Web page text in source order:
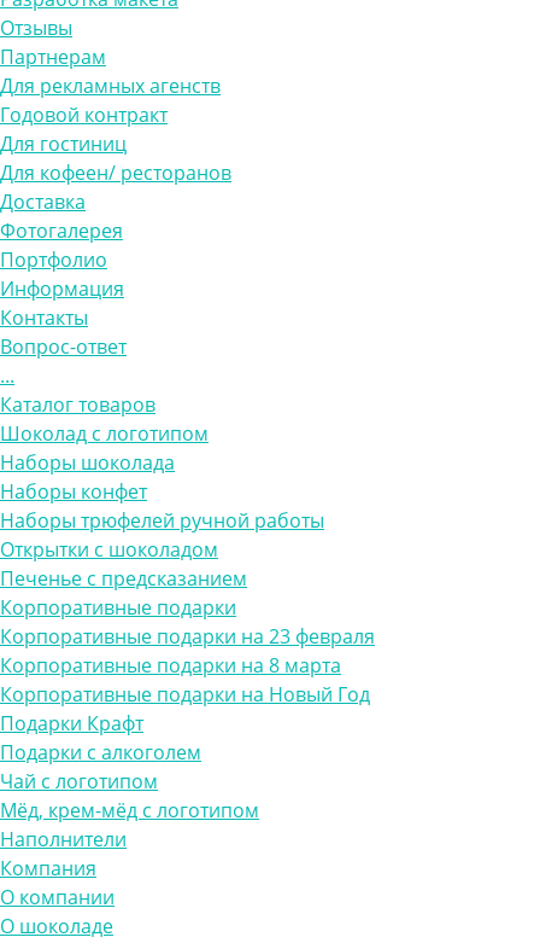
Отзывы
Партнерам
Для рекламных агенств
Годовой контракт
Для гостиниц
Для кофеен/ ресторанов
Доставка
Фотогалерея
Портфолио
Информация
Контакты
Вопрос-ответ
...
Каталог товаров
Шоколад с логотипом
Наборы шоколада
Наборы конфет
Наборы трюфелей ручной работы
Открытки с шоколадом
Печенье с предсказанием
Корпоративные подарки
Корпоративные подарки на 23 февраля
Корпоративные подарки на 8 марта
Корпоративные подарки на Новый Год
Подарки Крафт
Подарки с алкоголем
Чай с логотипом
Мёд, крем-мёд с логотипом
Наполнители
Компания
О компании
О шоколаде